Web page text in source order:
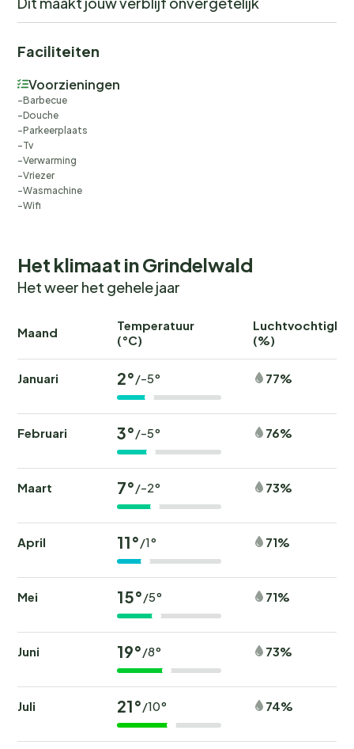
active holidaymakers alike will find their happiness.
yourself to a break you won't soon forget.
Buiten
text missing
Faciliteiten
Voorzieningen
Barbecue
Douche
Parkeerplaats
Tv
Verwarming
Vriezer
Wasmachine
Wifi
Het klimaat in Grindelwald
Het weer het gehele jaar
Maand
Temperatuur
(°C)
(%)
Januari 2°/-5° 77%
Februari 3°/-5° 76%
Maart 7°/-2° 73%
April 11°/1° 71%
Mei 15°/5° 71%
Juni 19°/8° 73%
Juli 21°/10° 74%